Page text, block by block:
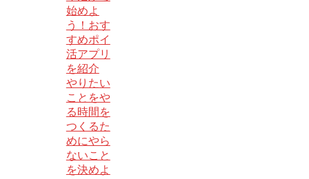
始めよ
う！おす
すめポイ
活アプリ
を紹介
やりたい
ことをや
る時間を
つくるた
めにやら
ないこと
を決めよ